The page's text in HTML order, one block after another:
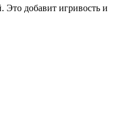
добавит игривость и